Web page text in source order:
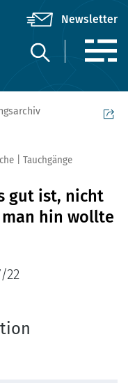
Tauchgänge
gut ist, nicht
hin wollte
22